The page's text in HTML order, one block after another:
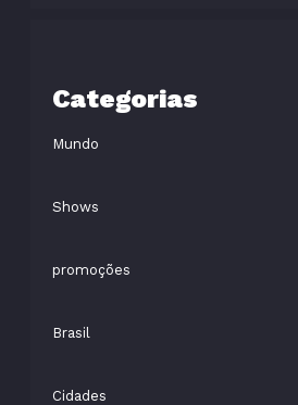
Categorias
Mundo
Shows
promoções
Brasil
Cidades